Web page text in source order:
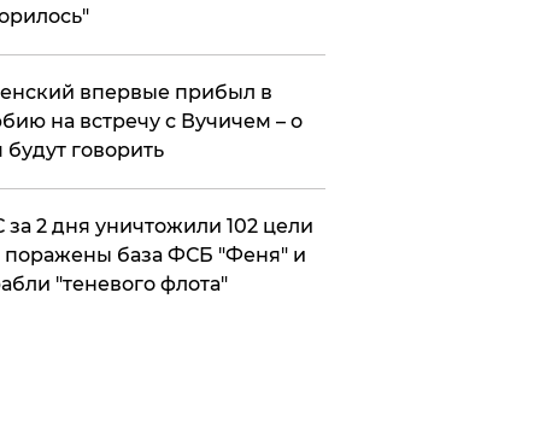
впервые прибыл в
на встречу с Вучичем – о
будут говорить
за 2 дня уничтожили 102 цели
база ФСБ "Феня" и
"теневого флота"